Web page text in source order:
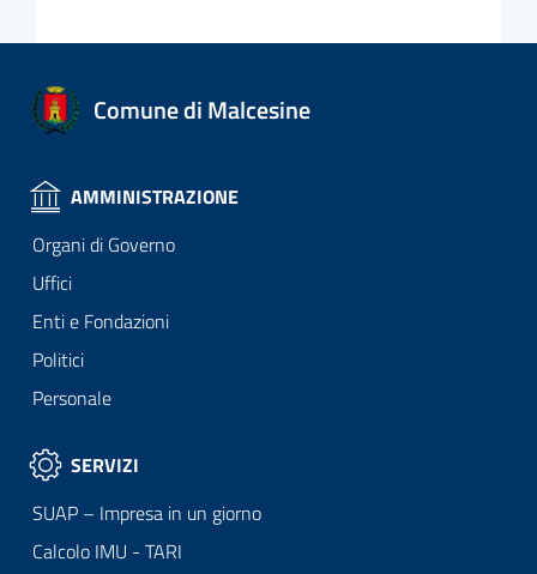
Comune di Malcesine
AMMINISTRAZIONE
Organi di Governo
Uffici
Enti e Fondazioni
Politici
Personale
SERVIZI
SUAP – Impresa in un giorno
Calcolo IMU - TARI